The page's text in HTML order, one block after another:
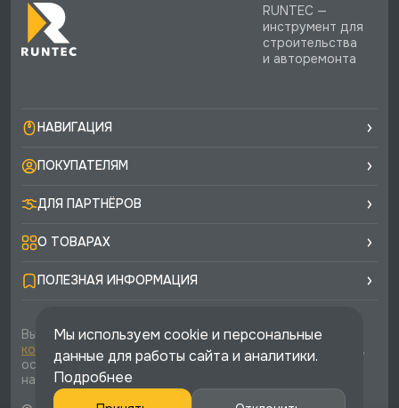
RUNTEC —
инструмент для
строительства
и авторемонта
НАВИГАЦИЯ
ПОКУПАТЕЛЯМ
ДЛЯ ПАРТНЁРОВ
О ТОВАРАХ
ПОЛЕЗНАЯ ИНФОРМАЦИЯ
Вы соглашаетесь с условиямиполитики
конфиденциальностиипубличной офертыкаждый раз,
оставляя свои данные в любой форме обратной связи
на сайте runtec-shop.ru
Мы используем cookie и персональные
данные для работы сайта и аналитики.
Подробнее